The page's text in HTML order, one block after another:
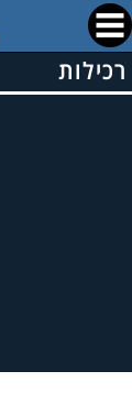
רכילות